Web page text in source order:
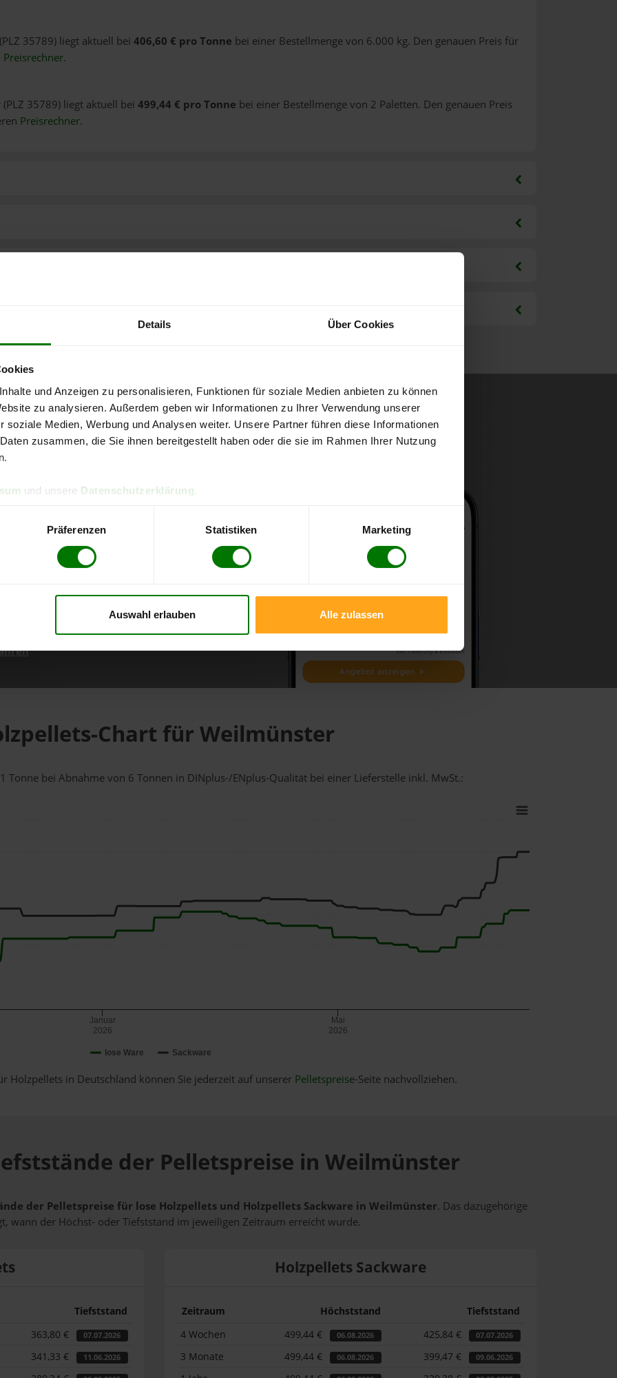
Details Über Cookies
und Anzeigen zu personalisieren, Funktionen für soziale Medien anbieten zu können
zu analysieren. Außerdem geben wir Informationen zu Ihrer Verwendung unserer
soziale Medien, Werbung und Analysen weiter. Unsere Partner führen diese Informationen
zusammen, die Sie ihnen bereitgestellt haben oder die sie im Rahmen Ihrer Nutzung
und unsere Datenschutzerklärung
Präferenzen Statistiken Marketing
Auswahl erlauben Alle zulassen
35789) liegt aktuell bei 406,60 € pro Tonne bei einer Bestellmenge von 6.000 kg. Den genauen Preis für
Preisrechner.
35789) liegt aktuell bei 499,44 € pro Tonne bei einer Bestellmenge von 2 Paletten. Den genauen Preis
Preisrechner.
kostenlose
direkt online bestellen
aktuellen Stand
Chart für Weilmünster
Tonne bei Abnahmevon 6 Tonnen in DINplus-/ENplus-Qualität bei einer Lieferstelle inkl. MwSt.:
lose Ware Sackware
Januar
2026
Mai
2026
Holzpellets in Deutschland können Sie jederzeit auf unserer Pelletspreise-Seite nachvollziehen.
der Pelletspreise in Weilmünster
der Pelletspreise für lose Holzpellets und Holzpellets Sackware in Weilmünster. Das dazugehörige
wann der Höchst- oder Tiefststand im jeweiligen Zeitraum erreicht wurde.
Tiefststand
363,80 € 07.07.2026
341,33 € 11.06.2026
Holzpellets Sackware
Zeitraum Höchststand
Tiefststand
4 Wochen
499,44 € 06.08.2026 425,84 € 07.07.2026
3 Monate 499,44 € 06.08.2026 399,47 € 09.06.2026